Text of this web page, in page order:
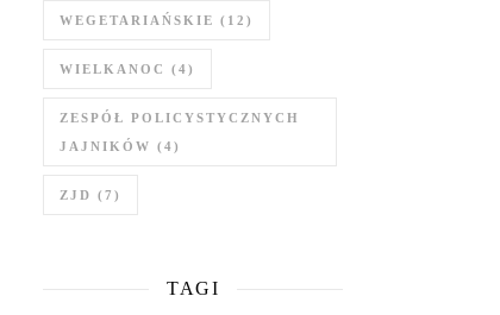
WEGETARIAŃSKIE (12)
WIELKANOC (4)
ZESPÓŁ POLICYSTYCZNYCH
JAJNIKÓW (4)
ZJD (7)
TAGI